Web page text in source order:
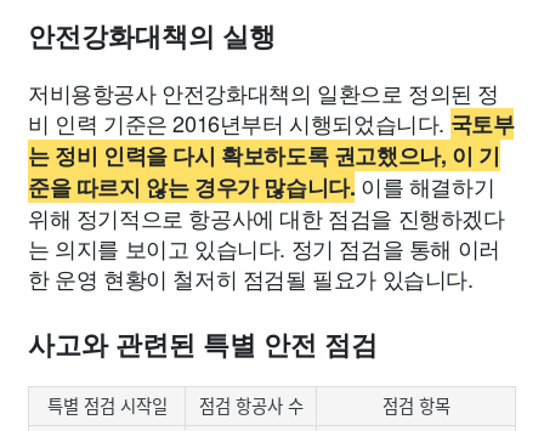
안전강화대책의 실행
저비용항공사 안전강화대책의 일환으로 정의된 정
비 인력 기준은 2016년부터 시행되었습니다. 국토부
는 정비 인력을 다시 확보하도록 권고했으나, 이 기
준을 따르지 않는 경우가 많습니다. 이를 해결하기
위해 정기적으로 항공사에 대한 점검을 진행하겠다
는 의지를 보이고 있습니다. 정기 점검을 통해 이러
한 운영 현황이 철저히 점검될 필요가 있습니다.
사고와 관련된 특별 안전 점검
특별 점검 시작일 점검 항공사 수 점검 항목